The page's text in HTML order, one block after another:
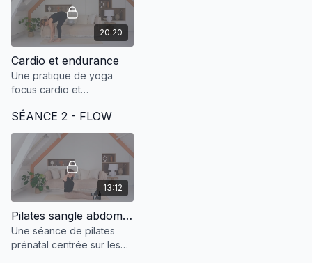
20:20
Cardio et endurance
Une pratique de yoga
focus cardio et
SÉANCE 2 - FLOW
13:12
Pilates sangle abdominale T3
Une séance de pilates
prénatal centrée sur les